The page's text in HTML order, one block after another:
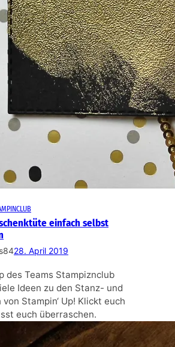
einfach selbst
28. April 2019
des Teams Stampiznclub
Ideen zu den Stanz- und
Stampin‘ Up! Klickt euch
euch überraschen.